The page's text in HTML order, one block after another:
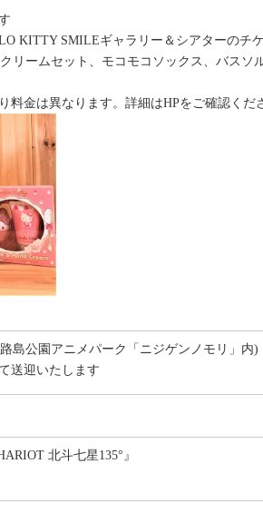
KITTY SMILEギャラリー＆シアターのチ
リームセット、モコモコソックス、バスソ
料金は異なります。詳細はHPをご確認くだ
島公園アニメパーク「ニジゲンノモリ」内)
送迎いたします
北斗七星135°』